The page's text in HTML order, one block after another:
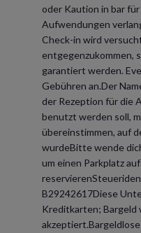
oder Kaution in bar
Aufwendungen
Check-in wird
entgegenzukommen,
garantiert werden.
Gebühren an.Der
der Rezeption für die
benutzt werden soll,
übereinstimmen, auf
wurdeBitte wende
um einen Parkplatz
B29242617Diese
Kreditkarten; Bargeld